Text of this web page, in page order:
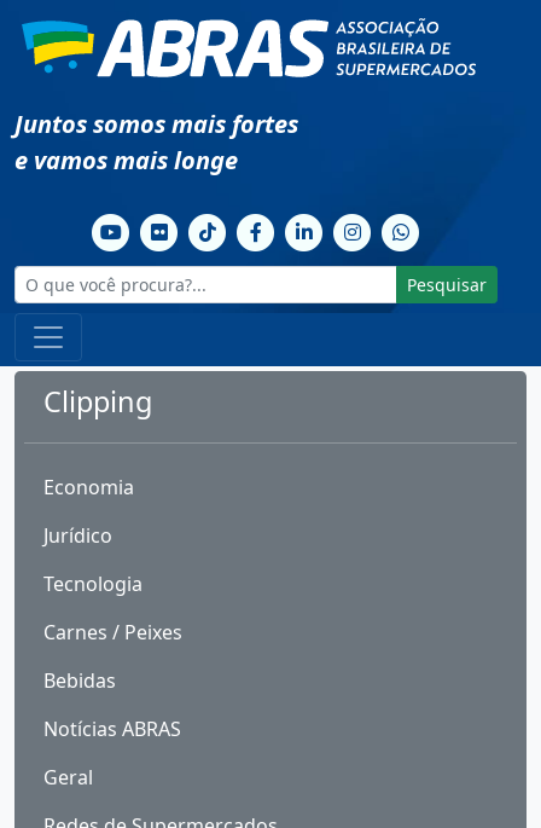
Juntos somos mais fortes
e vamos mais longe
Pesquisar
Clipping
Economia
Jurídico
Tecnologia
Carnes / Peixes
Bebidas
Notícias ABRAS
Geral